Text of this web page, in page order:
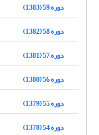
دوره 59 (1383)
دوره 58 (1382)
دوره 57 (1381)
دوره 56 (1380)
دوره 55 (1379)
دوره 54 (1378)